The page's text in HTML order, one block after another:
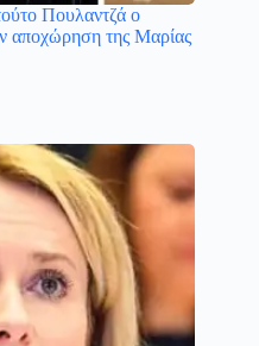
Πουλαντζά ο
αποχώρηση της Μαρίας